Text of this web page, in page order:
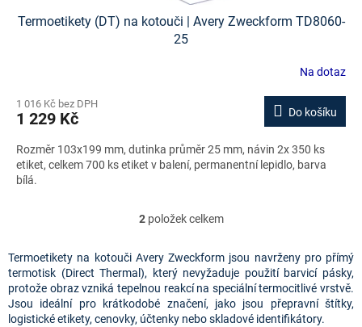
Termoetikety (DT) na kotouči | Avery Zweckform TD8060-
25
Na dotaz
1 016 Kč bez DPH
1 229 Kč Do košíku
Rozměr 103x199 mm, dutinka průměr 25 mm, návin 2x 350 ks
etiket, celkem 700 ks etiket v balení, permanentní lepidlo, barva
bílá.
O
l
á
d
a
c
2položek celkem
Termoetikety na kotouči Avery Zweckform jsou navrženy pro přímý
termotisk (Direct Thermal), který nevyžaduje použití barvicí pásky,
protože obraz vzniká tepelnou reakcí na speciální termocitlivé vrstvě.
Jsou ideální pro krátkodobé značení, jako jsou přepravní štítky,
logistické etikety, cenovky, účtenky nebo skladové identifikátory.